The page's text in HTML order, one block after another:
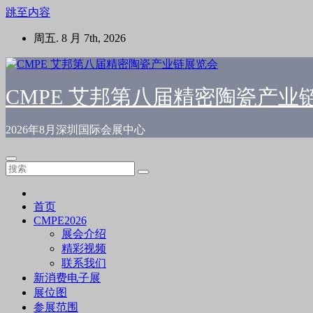
跳至内容
周五. 8 月 7th, 2026
CMPE 艾邦第八届精密陶瓷产业
2026年8月深圳国际会展中心
首页
CMPE2026
展会介绍
精彩视频
联系我们
新消费电子展
展位图
参展范围